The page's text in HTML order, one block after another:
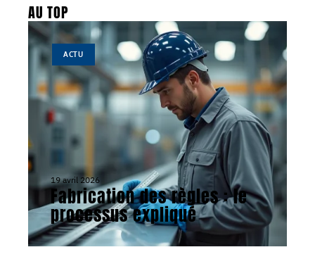
AU TOP
ACTU
19 avril 2026
Fabrication des règles : le
processus expliqué